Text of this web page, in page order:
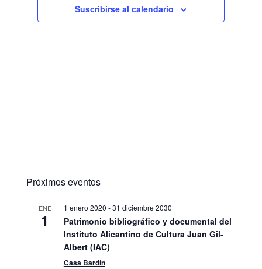
Suscribirse al calendario
Próximos eventos
ENE
1
1 enero 2020 -31 diciembre 2030
Patrimonio bibliográfico y documental del
Instituto Alicantino de Cultura Juan Gil-
Albert (IAC)
Casa Bardín